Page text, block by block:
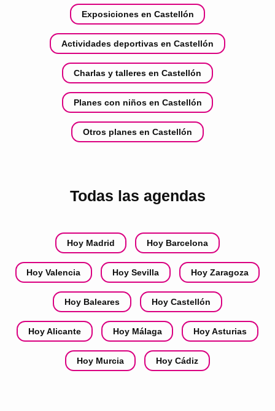
Exposiciones en Castellón
Actividades deportivas en Castellón
Charlas y talleres en Castellón
Planes con niños en Castellón
Otros planes en Castellón
Todas las agendas
Hoy Madrid Hoy Barcelona
Hoy Valencia Hoy Sevilla Hoy Zaragoza
Hoy Baleares Hoy Castellón
Hoy Alicante Hoy Málaga Hoy Asturias
Hoy Murcia Hoy Cádiz